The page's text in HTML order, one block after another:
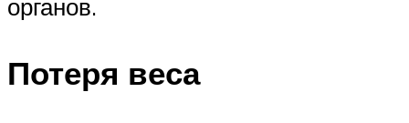
органов.
Потеря веса